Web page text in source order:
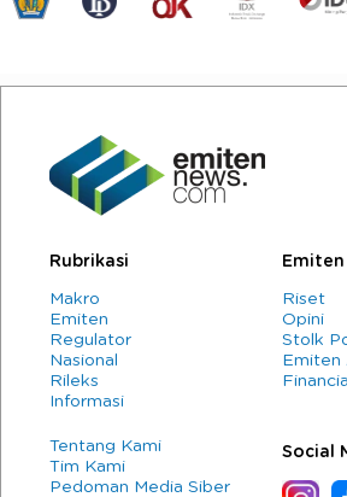
Rubrikasi
Makro
Emiten
Regulator
Nasional
Rileks
Informasi
Emiten
Riset
Opini
Stolk
Emiten
Tentang Kami
Tim Kami
Pedoman Media Siber
Social